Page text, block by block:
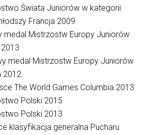
Świata Juniorów w kategorii
Francja 2009
medal Mistrzostw Europy Juniorów
medal Mistrzostw Europy Juniorów
2012
The World Games Columbia 2013
Polski 2015
Polski 2013
klasyfikacja generalna Pucharu